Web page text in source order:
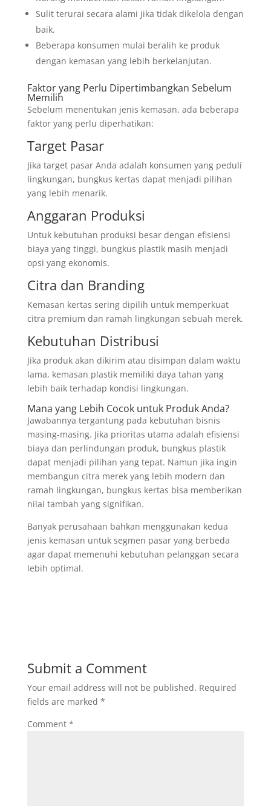
Sulit terurai secara alami jika tidak dikelola dengan
baik.
Beberapa konsumen mulai beralih ke produk
dengan kemasan yang lebih berkelanjutan.
Faktor yang Perlu Dipertimbangkan Sebelum
Memilih
Sebelum menentukan jenis kemasan, ada beberapa
faktor yang perlu diperhatikan:
Target Pasar
Jika target pasar Anda adalah konsumen yang peduli
lingkungan, bungkus kertas dapat menjadi pilihan
yang lebih menarik.
Anggaran Produksi
Untuk kebutuhan produksi besar dengan efisiensi
biaya yang tinggi, bungkus plastik masih menjadi
opsi yang ekonomis.
Citra dan Branding
Kemasan kertas sering dipilih untuk memperkuat
citra premium dan ramah lingkungan sebuah merek.
Kebutuhan Distribusi
Jika produk akan dikirim atau disimpan dalam waktu
lama, kemasan plastik memiliki daya tahan yang
lebih baik terhadap kondisi lingkungan.
Mana yang Lebih Cocok untuk Produk Anda?
Jawabannya tergantung pada kebutuhan bisnis
masing-masing. Jika prioritas utama adalah efisiensi
biaya dan perlindungan produk, bungkus plastik
dapat menjadi pilihan yang tepat. Namun jika ingin
membangun citra merek yang lebih modern dan
ramah lingkungan, bungkus kertas bisa memberikan
nilai tambah yang signifikan.
Banyak perusahaan bahkan menggunakan kedua
jenis kemasan untuk segmen pasar yang berbeda
agar dapat memenuhi kebutuhan pelanggan secara
lebih optimal.
Submit a Comment
Your email address will not be published. Required
fields are marked *
Comment *